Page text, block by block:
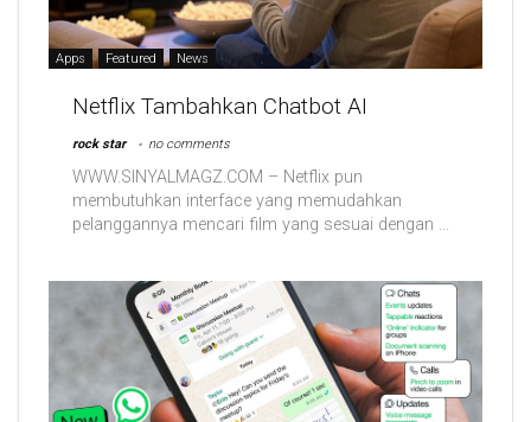
Apps Featured News
Netflix Tambahkan Chatbot AI
rock star no comments
WWW.SINYALMAGZ.COM – Netflix pun
membutuhkan interface yang memudahkan
pelanggannya mencari film yang sesuai dengan ...